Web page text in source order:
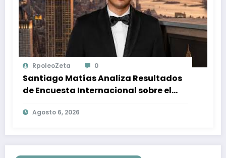
RpoleoZeta 0
Santiago Matías Analiza Resultados
de Encuesta Internacional sobre el
Panorama Político en República
Dominicana: Tendencias y Opiniones
Agosto 6, 2026